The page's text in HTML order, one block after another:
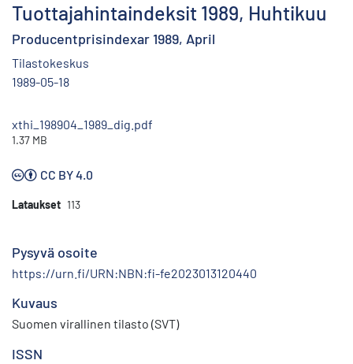
Tuottajahintaindeksit 1989, Huhtikuu
Producentprisindexar 1989, April
Tilastokeskus
1989-05-18
xthi_198904_1989_dig.pdf
1.37 MB
CC BY 4.0
Lataukset 113
Pysyvä osoite
https://urn.fi/URN:NBN:fi-fe2023013120440
Kuvaus
Suomen virallinen tilasto (SVT)
ISSN